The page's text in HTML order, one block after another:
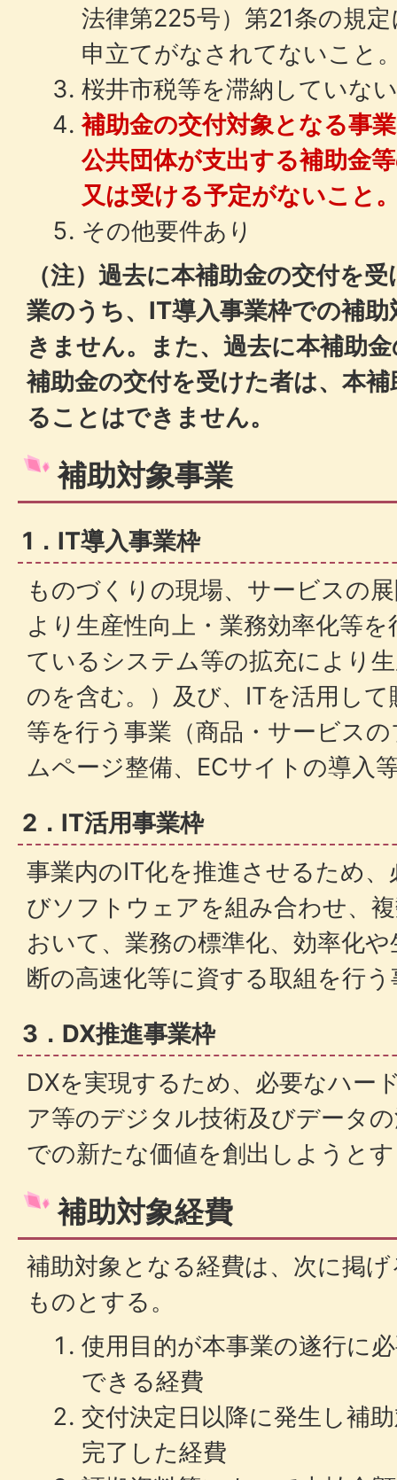
法律第225号）第21条の規
申立てがなされてないこと
桜井市税等を滞納していな
補助金の交付対象となる事
公共団体が支出する補助金
又は受ける予定がないこと
その他要件あり
（注）過去に本補助金の交付を
業のうち、IT導入事業枠での補
きません。また、過去に本補助
補助金の交付を受けた者は、本
ることはできません。
補助対象事業
1．IT導入事業枠
ものづくりの現場、サービスの
より生産性向上・業務効率化等
ているシステム等の拡充により
のを含む。）及び、ITを活用し
等を行う事業（商品・サービス
ムページ整備、ECサイトの導入
2．IT活用事業枠
事業内のIT化を推進させるため
びソフトウェアを組み合わせ、
おいて、業務の標準化、効率化
断の高速化等に資する取組を行う
3．DX推進事業枠
DXを実現するため、必要なハー
ア等のデジタル技術及びデータ
での新たな価値を創出しようと
補助対象経費
補助対象となる経費は、次に掲
ものとする。
使用目的が本事業の遂行に
できる経費
交付決定日以降に発生し補
完了した経費